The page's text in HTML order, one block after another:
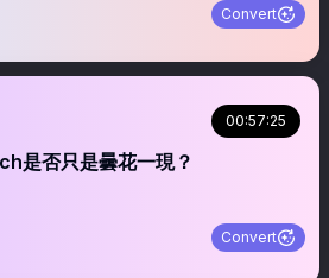
Convert
00:57:25
是否只是曇花一現？
Convert